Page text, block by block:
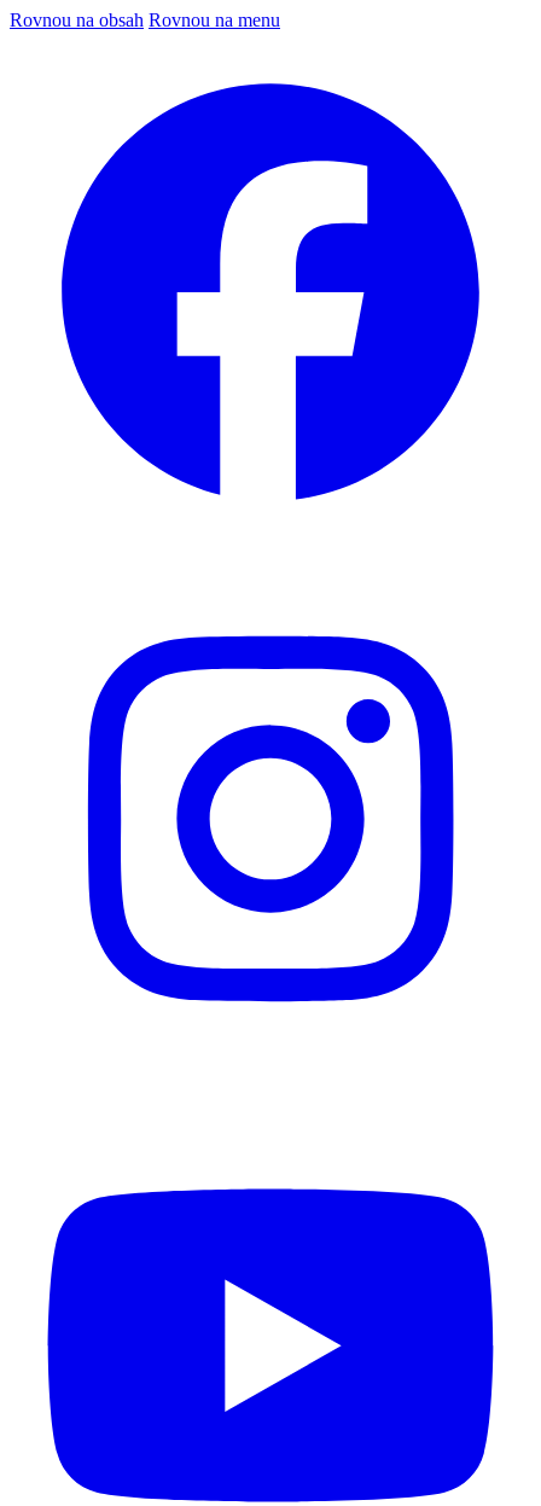
Rovnou na obsah Rovnou na menu